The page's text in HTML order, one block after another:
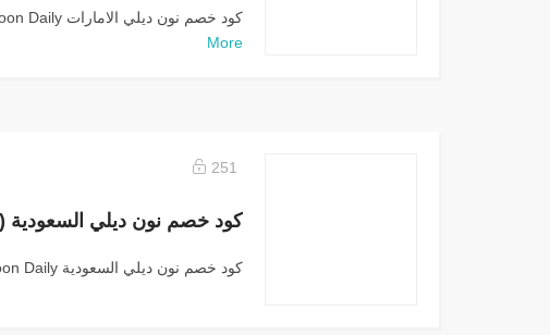
كود خصم نون ديلي الامارات Noon Daily:كود خصم...
More
251
كود خصم نون ديلي السعودية Noon Daily:كود...